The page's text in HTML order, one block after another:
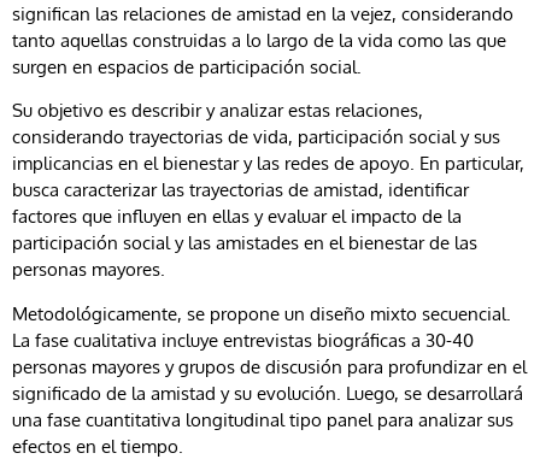
significan las relaciones de amistad en la vejez, considerando
tanto aquellas construidas a lo largo de la vida como las que
surgen en espacios de participación social.
Su objetivo es describir y analizar estas relaciones,
considerando trayectorias de vida, participación social y sus
implicancias en el bienestar y las redes de apoyo. En particular,
busca caracterizar las trayectorias de amistad, identificar
factores que influyen en ellas y evaluar el impacto de la
participación social y las amistades en el bienestar de las
personas mayores.
Metodológicamente, se propone un diseño mixto secuencial.
La fase cualitativa incluye entrevistas biográficas a 30-40
personas mayores y grupos de discusión para profundizar en el
significado de la amistad y su evolución. Luego, se desarrollará
una fase cuantitativa longitudinal tipo panel para analizar sus
efectos en el tiempo.